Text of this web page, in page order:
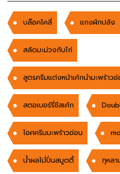
บล๊อคโคลี่ แกงผักปลัง
สลัดมะม่วงกับไก่
สูตรครีมแต่งหน้าเค้กนำมะพร้าว
สตอเบอร์รี่ชีสเค้ก
ไอศครีมมะพร้าวอ่อน
น้ำผลไม้่ปั่นสมูตตี้ กุหลา